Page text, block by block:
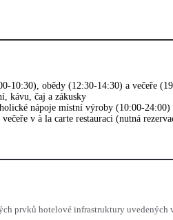
10:30), obědy (12:30-14:30) a večeře
kávu, čaj a zákusky
nápoje místní výroby (10:00-24:00)
v à la carte restauraci (nutná
prvků hotelové infrastruktury uvedených